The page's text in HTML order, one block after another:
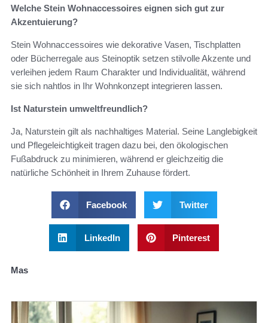
Welche Stein Wohnaccessoires eignen sich gut zur
Akzentuierung?
Stein Wohnaccessoires wie dekorative Vasen, Tischplatten
oder Bücherregale aus Steinoptik setzen stilvolle Akzente und
verleihen jedem Raum Charakter und Individualität, während
sie sich nahtlos in Ihr Wohnkonzept integrieren lassen.
Ist Naturstein umweltfreundlich?
Ja, Naturstein gilt als nachhaltiges Material. Seine Langlebigkeit
und Pflegeleichtigkeit tragen dazu bei, den ökologischen
Fußabdruck zu minimieren, während er gleichzeitig die
natürliche Schönheit in Ihrem Zuhause fördert.
Facebook Twitter
LinkedIn Pinterest
Mas